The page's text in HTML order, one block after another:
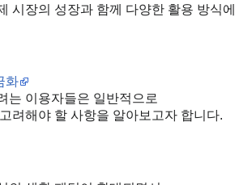
시장의 성장과 함께 다양한 활용 방식
화
는 이용자들은 일반적으로
려해야 할 사항을 알아보고자 합니다.